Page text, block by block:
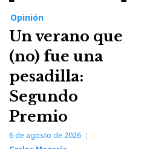
Opinión
Un verano que
(no) fue una
pesadilla:
Segundo
Premio
6 de agosto de 2026